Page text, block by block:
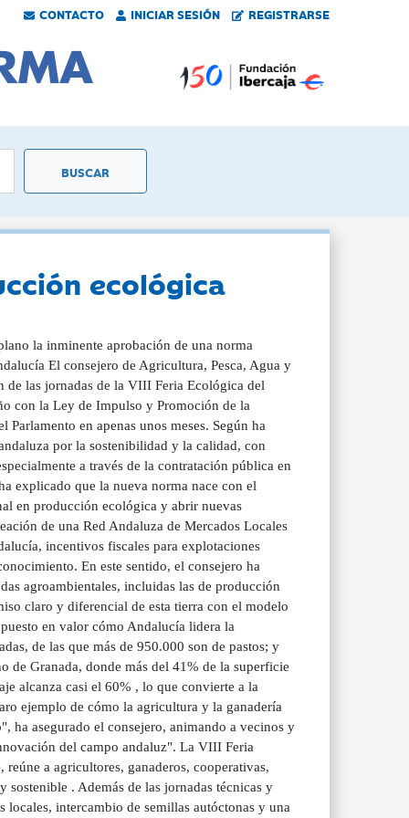
CONTACTO INICIAR SESIÓN REGISTRARSE
ecológica
la inminente aprobación de una norma
El consejero de Agricultura, Pesca, Agua y
de las jornadas de la VIII Feria Ecológica del
con la Ley de Impulso y Promoción de la
en apenas unos meses. Según ha
por la sostenibilidad y la calidad, con
a través de la contratación pública en
explicado que la nueva norma nace con el
en producción ecológica y abrir nuevas
de una Red Andaluza de Mercados Locales
incentivos fiscales para explotaciones
En este sentido, el consejero ha
agroambientales, incluidas las de producción
claro y diferencial de esta tierra con el modelo
en valor cómo Andalucía lidera la
de las que más de 950.000 son de pastos; y
de Granada, donde más del 41% de la superficie
alcanza casi el 60% , lo que convierte a la
ejemplo de cómo la agricultura y la ganadería
ha asegurado el consejero, animando a vecinos y
del campo andaluz". La VIII Feria
a agricultores, ganaderos, cooperativas,
. Además de las jornadas técnicas y
intercambio de semillas autóctonas y una